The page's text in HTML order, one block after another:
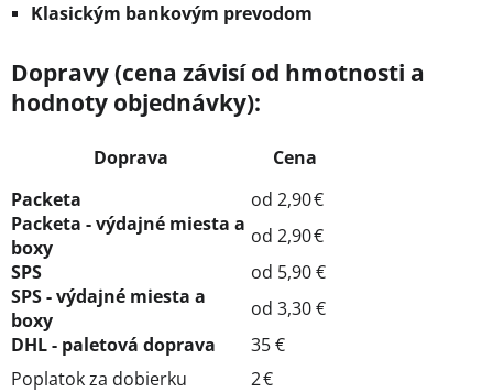
Klasickým bankovým prevodom
Dopravy (cena závisí od hmotnosti a
hodnoty objednávky):
Doprava
Cena
Packeta
od 2,90 €
Packeta - výdajné miesta a
boxy
od 2,90 €
SPS
od 5,90 €
SPS - výdajné miesta a
boxy
od 3,30 €
DHL - paletová doprava
35 €
Poplatok za dobierku
2 €